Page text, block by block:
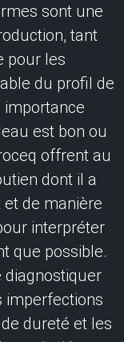
sont une
tant
pour les
du profil de
est bon ou
offrent au
dont il a
de manière
interpréter
que possible.
diagnostiquer
imperfections
dureté et les